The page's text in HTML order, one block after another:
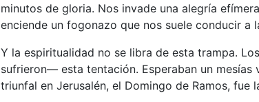
minutos de gloria. Nos invade una alegría
enciende un fogonazo que nos suele conducir a
Y la espiritualidad no se libra de esta trampa.
sufrieron— esta tentación. Esperaban un
triunfal en Jerusalén, el Domingo de Ramos, fue